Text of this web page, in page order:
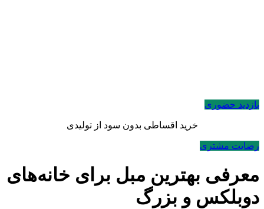
بازدید حضوری
خرید اقساطی بدون سود از تولیدی
رضایت مشتری
معرفی بهترین مبل برای خانه‌های
دوبلکس و بزرگ